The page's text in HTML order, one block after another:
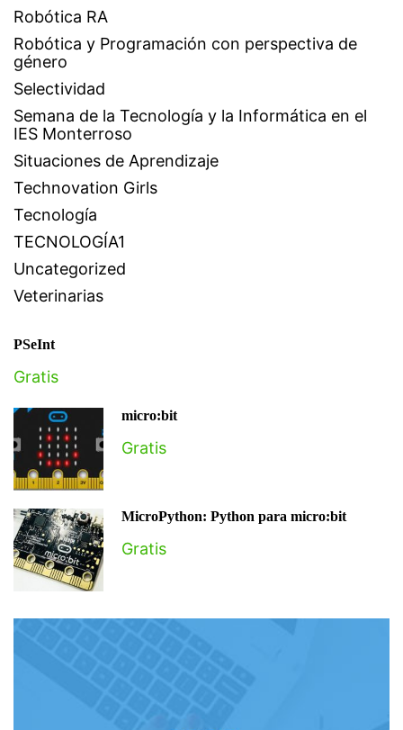
Robótica RA
Robótica y Programación con perspectiva de
género
Selectividad
Semana de la Tecnología y la Informática en el
IES Monterroso
Situaciones de Aprendizaje
Technovation Girls
Tecnología
TECNOLOGÍA1
Uncategorized
Veterinarias
PSeInt
Gratis
micro:bit
Gratis
MicroPython: Python para micro:bit
Gratis